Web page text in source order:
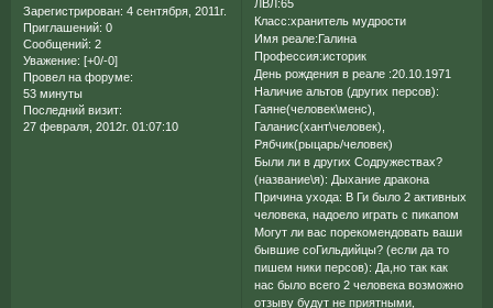
Зарегистрирован: 4 сентября, 2011г.
Приглашений: 0
Сообщений: 2
Уважение: [+0/-0]
Провел на форуме:
53 минуты
Последний визит:
27 февраля, 2012г. 01:07:10
ЛВЛ:65
Класс:хранитель мудрости
Имя реале:Галина
Профессия:историк
День рождения в реале :20.10.1971
Наличие альтов (других персов):
Гаяне(человек\менс),
Галанис(хант\человек),
Рябчик(рыцарь/человек)
Были ли в других Содружествах?
(название\я): Дыхание дракона
Причина ухода: В Ги было 2 активных
человека, надоело играть с пикапом
Могут ли вас порекомендовать ваши
бывшие соГильдийцы? (если да то
пишем ники персов): Да,но так как
нас было всего 2 человека возможно
отзыву будут не приятными,